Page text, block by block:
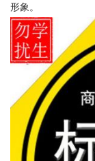
形象。